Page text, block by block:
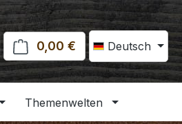
Deutsch
0,00 € Warenkorb
Themenwelten